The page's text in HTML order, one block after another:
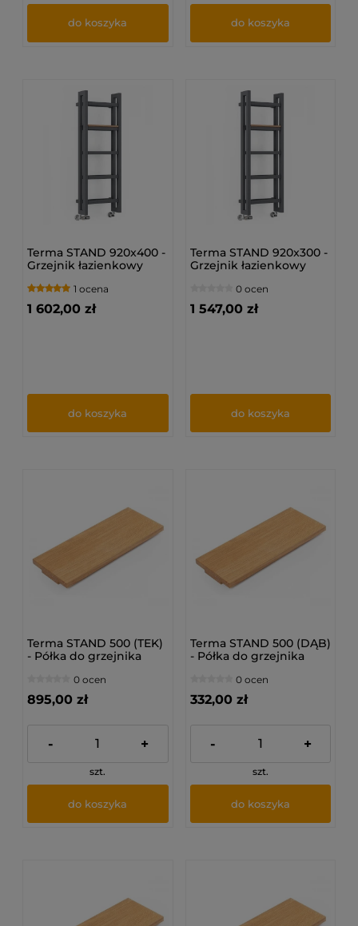
do koszyka do koszyka
Terma STAND 920x400 -
Grzejnik łazienkowy
1 ocena
1 602,00 zł
do koszyka
Terma STAND 920x300 -
Grzejnik łazienkowy
0 ocen
1 547,00 zł
do koszyka
Terma STAND 500 (TEK)
- Półka do grzejnika
0 ocen
895,00 zł
- +
szt.
do koszyka
Terma STAND 500 (DĄB)
- Półka do grzejnika
0 ocen
332,00 zł
- +
szt.
do koszyka